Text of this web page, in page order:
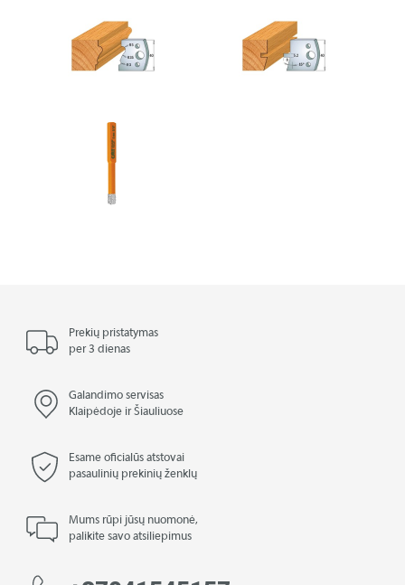
Prekių pristatymas
per 3 dienas
Galandimo servisas
Klaipėdoje ir Šiauliuose
Esame oficialūs atstovai
pasaulinių prekinių ženklų
Mums rūpi jūsų nuomonė,
palikite savo atsiliepimus